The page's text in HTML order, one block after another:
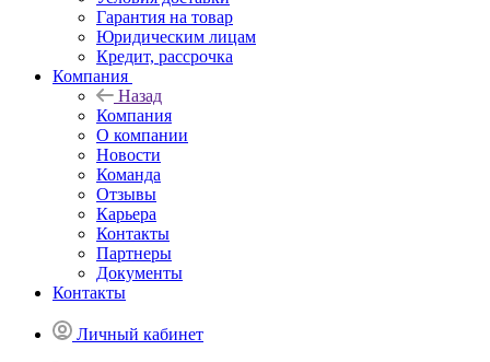
Гарантия на товар
Юридическим лицам
Кредит, рассрочка
Компания
Назад
Компания
О компании
Новости
Команда
Отзывы
Карьера
Контакты
Партнеры
Документы
Контакты
Личный кабинет